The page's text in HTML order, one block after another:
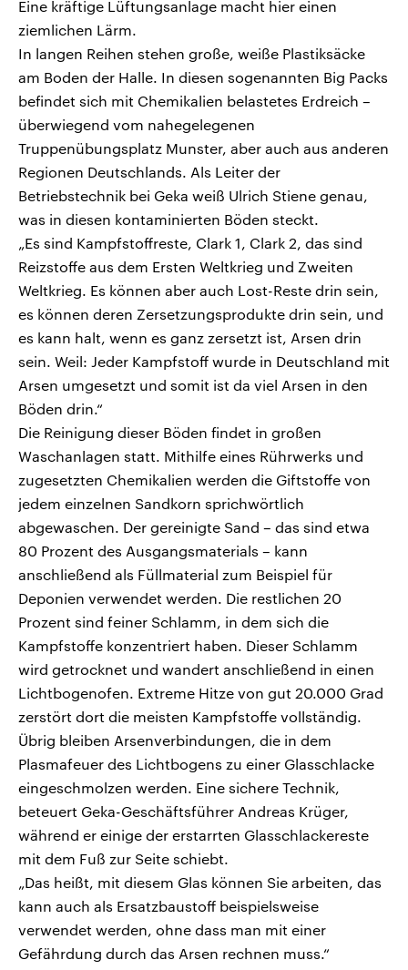
Eine kräftige Lüftungsanlage macht hier einen
ziemlichen Lärm.
In langen Reihen stehen große, weiße Plastiksäcke
am Boden der Halle. In diesen sogenannten Big Packs
befindet sich mit Chemikalien belastetes Erdreich –
überwiegend vom nahegelegenen
Truppenübungsplatz Munster, aber auch aus anderen
Regionen Deutschlands. Als Leiter der
Betriebstechnik bei Geka weiß Ulrich Stiene genau,
was in diesen kontaminierten Böden steckt.
„Es sind Kampfstoffreste, Clark 1, Clark 2, das sind
Reizstoffe aus dem Ersten Weltkrieg und Zweiten
Weltkrieg. Es können aber auch Lost-Reste drin sein,
es können deren Zersetzungsprodukte drin sein, und
es kann halt, wenn es ganz zersetzt ist, Arsen drin
sein. Weil: Jeder Kampfstoff wurde in Deutschland mit
Arsen umgesetzt und somit ist da viel Arsen in den
Böden drin.“
Die Reinigung dieser Böden findet in großen
Waschanlagen statt. Mithilfe eines Rührwerks und
zugesetzten Chemikalien werden die Giftstoffe von
jedem einzelnen Sandkorn sprichwörtlich
abgewaschen. Der gereinigte Sand – das sind etwa
80 Prozent des Ausgangsmaterials – kann
anschließend als Füllmaterial zum Beispiel für
Deponien verwendet werden. Die restlichen 20
Prozent sind feiner Schlamm, in dem sich die
Kampfstoffe konzentriert haben. Dieser Schlamm
wird getrocknet und wandert anschließend in einen
Lichtbogenofen. Extreme Hitze von gut 20.000 Grad
zerstört dort die meisten Kampfstoffe vollständig.
Übrig bleiben Arsenverbindungen, die in dem
Plasmafeuer des Lichtbogens zu einer Glasschlacke
eingeschmolzen werden. Eine sichere Technik,
beteuert Geka-Geschäftsführer Andreas Krüger,
während er einige der erstarrten Glasschlackereste
mit dem Fuß zur Seite schiebt.
„Das heißt, mit diesem Glas können Sie arbeiten, das
kann auch als Ersatzbaustoff beispielsweise
verwendet werden, ohne dass man mit einer
Gefährdung durch das Arsen rechnen muss.“